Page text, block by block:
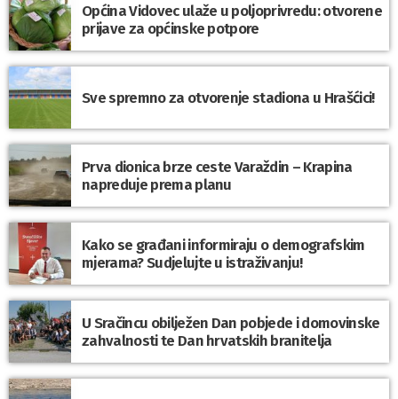
Općina Vidovec ulaže u poljoprivredu: otvorene
prijave za općinske potpore
Sve spremno za otvorenje stadiona u Hrašćici!
Prva dionica brze ceste Varaždin – Krapina
napreduje prema planu
Kako se građani informiraju o demografskim
mjerama? Sudjelujte u istraživanju!
U Sračincu obilježen Dan pobjede i domovinske
zahvalnosti te Dan hrvatskih branitelja